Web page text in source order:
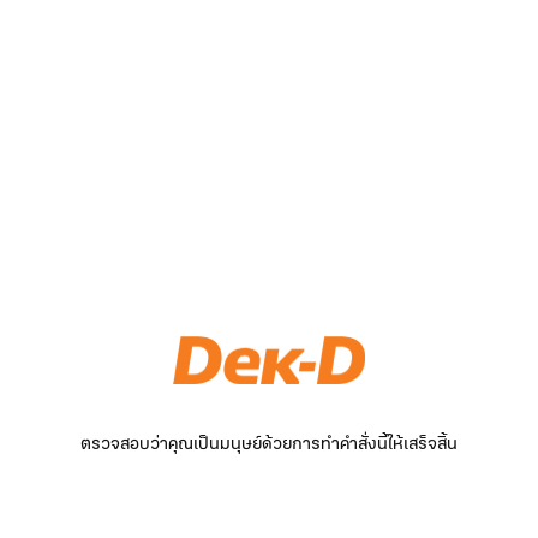
ตรวจสอบว่าคุณเป็นมนุษย์ด้วยการทำคำสั่งนี้ให้เสร็จสิ้น